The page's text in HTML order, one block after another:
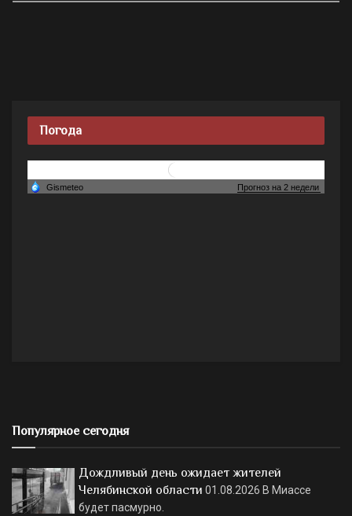
Погода
Популярное сегодня
Дождливый день ожидает жителей
Челябинской области 01.08.2026 В Миассе
будет пасмурно.